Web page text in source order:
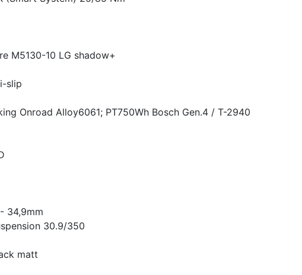
M5130-10 LG shadow+
slip
Onroad Alloy6061; PT750Wh Bosch Gen.4 / T-2940
34,9mm
30.9/350
matt